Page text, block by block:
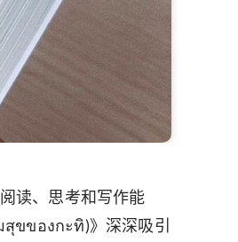
读、思考和写作能
สุขของกะทิ)》深深吸引